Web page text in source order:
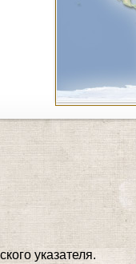
указателя.